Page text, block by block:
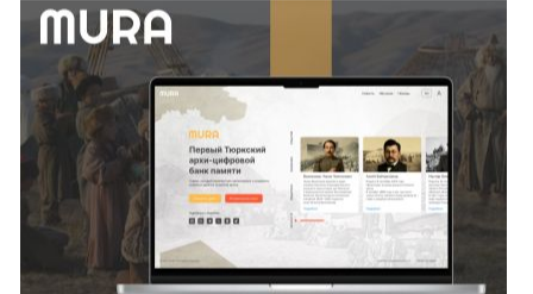
CRM, AI-РЕШЕНИЕ, ВЕБ-САЙТ, ЛИЧНЫЙ КАБИНЕТ,
ОБРАЗОВАНИЕ